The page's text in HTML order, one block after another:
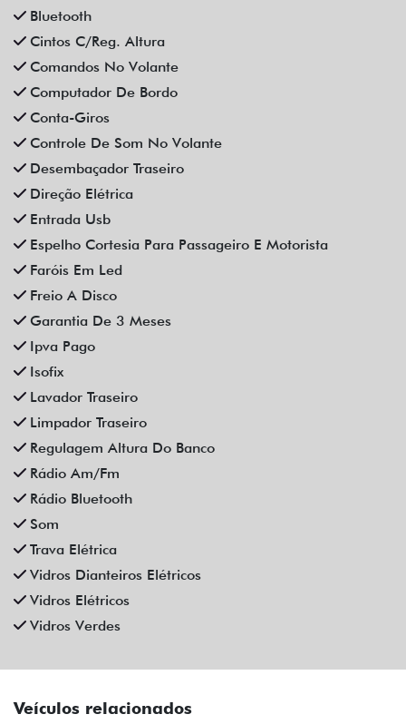
Bluetooth
Cintos C/Reg. Altura
Comandos No Volante
Computador De Bordo
Conta-Giros
Controle De Som No Volante
Desembaçador Traseiro
Direção Elétrica
Entrada Usb
Espelho Cortesia Para Passageiro E Motorista
Faróis Em Led
Freio A Disco
Garantia De 3 Meses
Ipva Pago
Isofix
Lavador Traseiro
Limpador Traseiro
Regulagem Altura Do Banco
Rádio Am/Fm
Rádio Bluetooth
Som
Trava Elétrica
Vidros Dianteiros Elétricos
Vidros Elétricos
Vidros Verdes
Veículos relacionados